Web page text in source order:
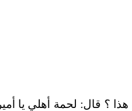
هذا ؟ قال: لحمة
أهلي يا